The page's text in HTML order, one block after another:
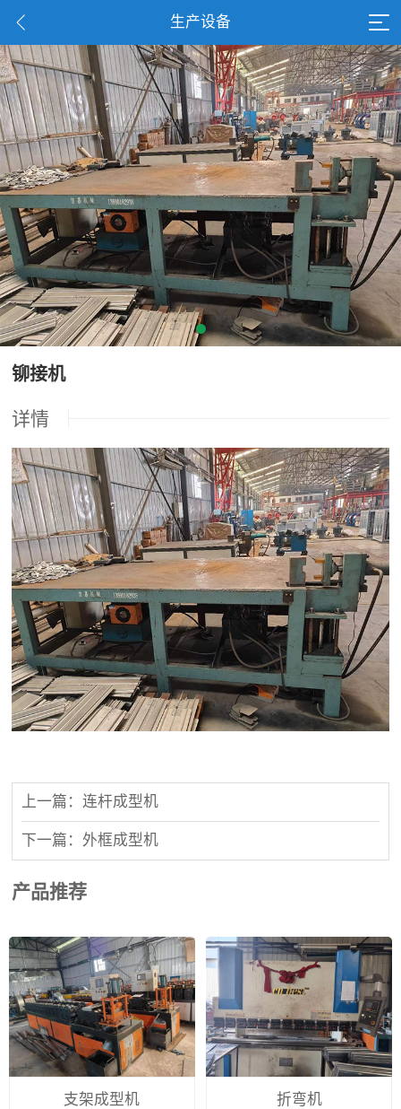
生产设备
铆接机
详情
上一篇：连杆成型机
下一篇：外框成型机
产品推荐
支架成型机 折弯机